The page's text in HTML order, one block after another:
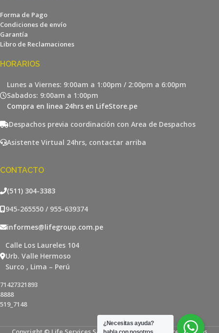
Forma de Pago
Condiciones de envío
Garantía
Libro de Reclamaciones
HORARIOS
Lunes a Viernes: 9:00am a 1:00pm / 2:00pm a 6:00pm
Sabados: 9:00am a 1:00pm
Compra en linea 24hrs en LifeStore.pe
Despachos previa coordinación con Area de Despachos
Asistente Virtual 24hrs, contactar arriba
CONTACTO
(511) 304-3383
945-265550 / 955-639374
informes@lifegroup.com.pe
Calle Los Laureles 104
Urb. Valle Hermoso
Surco , Lima – Perú
71427321893
8888
519_7148
¿Necesitas ayuda?